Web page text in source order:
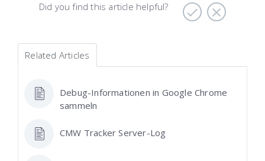
Did you find this article helpful?
Related Articles
Debug-Informationen in Google Chrome
sammeln
CMW Tracker Server-Log